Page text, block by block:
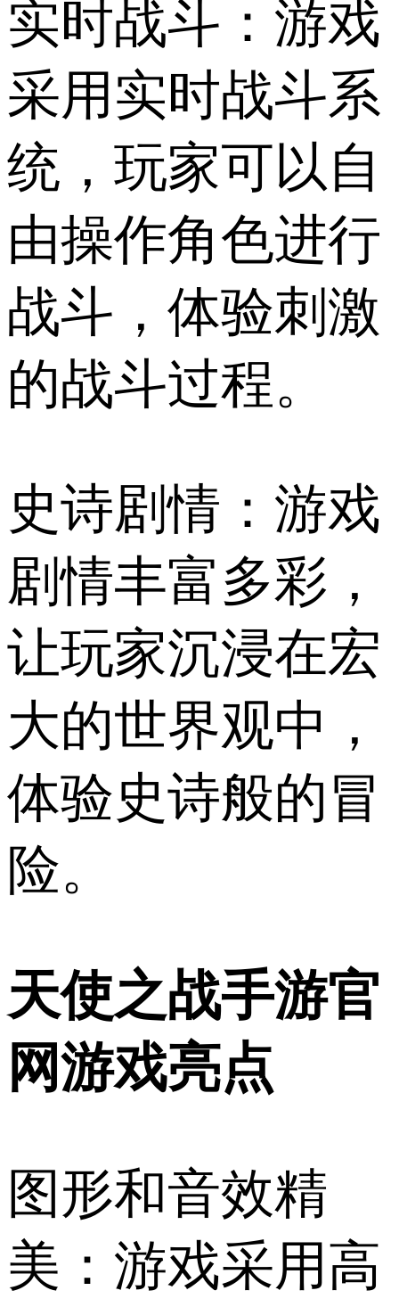
实时战斗：游戏
采用实时战斗系
统，玩家可以自
由操作角色进行
战斗，体验刺激
的战斗过程。
史诗剧情：游戏
剧情丰富多彩，
让玩家沉浸在宏
大的世界观中，
体验史诗般的冒
险。
天使之战手游官
网游戏亮点
图形和音效精
美：游戏采用高